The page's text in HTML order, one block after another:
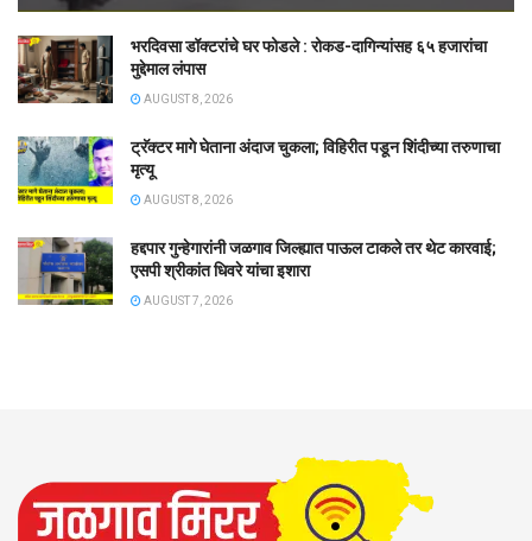
भरदिवसा डॉक्टरांचे घर फोडले : रोकड-दागिन्यांसह ६५ हजारांचा
मुद्देमाल लंपास
AUGUST 8, 2026
ट्रॅक्टर मागे घेताना अंदाज चुकला; विहिरीत पडून शिंदीच्या तरुणाचा
मृत्यू
AUGUST 8, 2026
हद्दपार गुन्हेगारांनी जळगाव जिल्ह्यात पाऊल टाकले तर थेट कारवाई;
एसपी श्रीकांत धिवरे यांचा इशारा
AUGUST 7, 2026